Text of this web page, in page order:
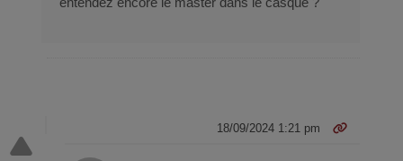
18/09/2024 1:21 pm